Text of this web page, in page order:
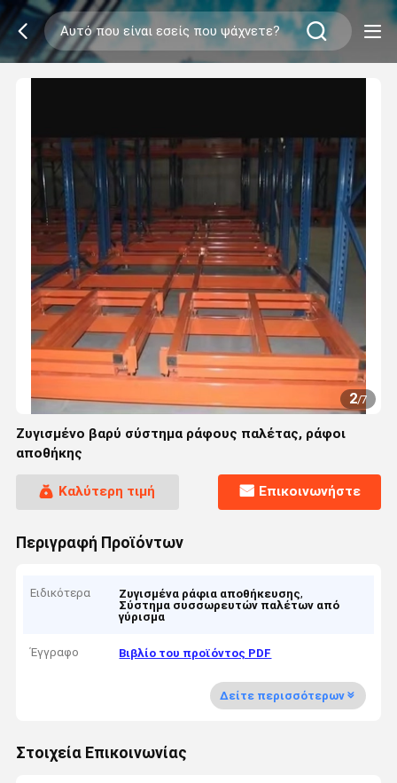
2/7
Ζυγισμένο βαρύ σύστημα ράφους παλέτας, ράφοι
αποθήκης
Καλύτερη τιμή Επικοινωνήστε
Περιγραφή Προϊόντων
Ειδικότερα Ζυγισμένα ράφια αποθήκευσης,
Σύστημα συσσωρευτών παλέτων από
γύρισμα
Έγγραφο Βιβλίο του προϊόντος PDF
Δείτε περισσότερων
Στοιχεία Επικοινωνίας